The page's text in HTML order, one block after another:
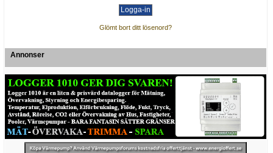
Glömt bort ditt lösenord?
Annonser